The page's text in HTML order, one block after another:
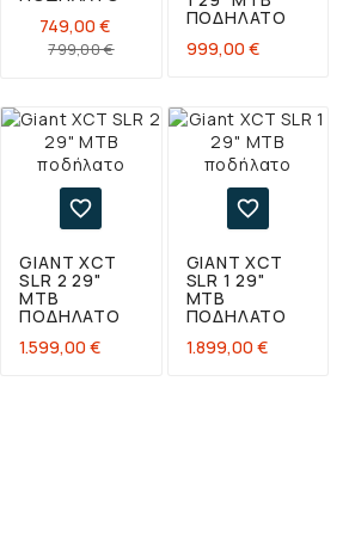
749,00 €
799,00 €Κανονική
Τιμή
ΠΟΔΉΛΑΤΟ
999,00 €

GIANT XCT
SLR 2 29"
ΜΤΒ
ΠΟΔΉΛΑΤΟ
1.599,00 €

GIANT XCT
SLR 1 29"
ΜΤΒ
ΠΟΔΉΛΑΤΟ
1.899,00 €